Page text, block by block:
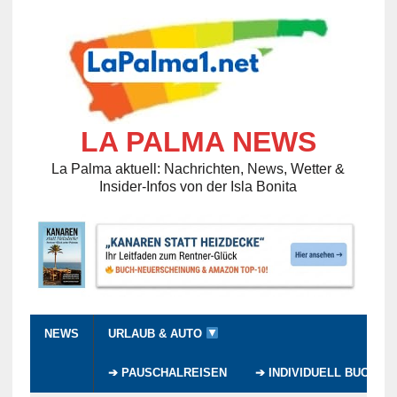
LA PALMA NEWS
La Palma aktuell: Nachrichten, News, Wetter &
Insider-Infos von der Isla Bonita
NEWS URLAUB & AUTO
➔ PAUSCHALREISEN ➔ INDIVIDUELL BUCHEN